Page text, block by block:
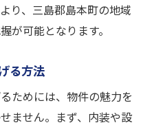
り、三島郡島本町の地域
が可能となります。
る方法
ためには、物件の魅力を
ません。まず、内装や設